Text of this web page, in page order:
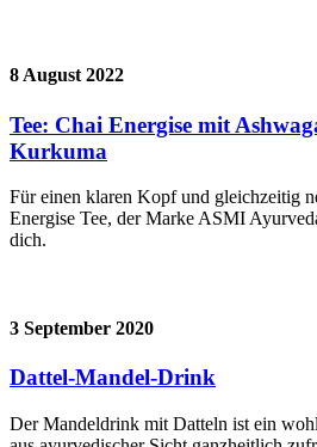
8 August 2022
Tee: Chai Energise mit
Kurkuma
Für einen klaren Kopf und gleichzeitig
Energise Tee, der Marke ASMI
dich.
3 September 2020
Dattel-Mandel-Drink
Der Mandeldrink mit Datteln ist ein